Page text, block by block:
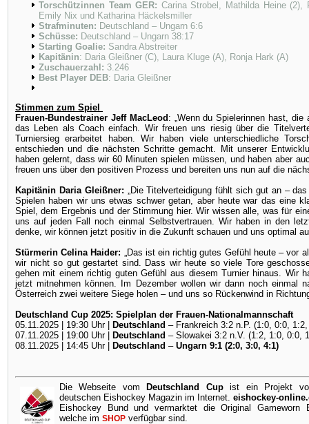
Torschützinnen Team GER: Carina Strobel, Mathilda Heine (2),
Emily Nix und Katharina Häckelsmiller
Strafminuten: Deutschland – Ungarn 6:6
Schüsse: Deutschland – Ungarn 38:17
Starting Goalie: Sandra Abstreiter
Kapitänin: Daria Gleißner (C), Laura Kluge (A), Ronja Hark (A)
Zuschauerzahl: 3.246
Best Player DEB: Daria Gleißner
Stimmen zum Spiel
Frauen-Bundestrainer Jeff MacLeod : „Wenn du Spielerinnen hast,
das Leben als Coach einfach. Wir freuen uns riesig über die
Turniersieg erarbeitet haben. Wir haben viele unterschiedliche
entschieden und die nächsten Schritte gemacht. Mit unserer
haben gelernt, dass wir 60 Minuten spielen müssen, und haben aber
freuen uns über den positiven Prozess und bereiten uns nun auf die
Kapitänin Daria Gleißner: „Die Titelverteidigung fühlt sich gut an –
Spielen haben wir uns etwas schwer getan, aber heute war das eine
Spiel, dem Ergebnis und der Stimmung hier. Wir wissen alle, was für
uns auf jeden Fall noch einmal Selbstvertrauen. Wir haben in den
denke, wir können jetzt positiv in die Zukunft schauen und uns optimal
Stürmerin Celina Haider: „Das ist ein richtig gutes Gefühl heute – vor
wir nicht so gut gestartet sind. Dass wir heute so viele Tore
gehen mit einem richtig guten Gefühl aus diesem Turnier hinaus. Wir
jetzt mitnehmen können. Im Dezember wollen wir dann noch einmal
Österreich zwei weitere Siege holen – und uns so Rückenwind in
Deutschland Cup 2025: Spielplan der Frauen-Nationalmannschaft
05.11.2025 | 19:30 Uhr |
Deutschland – Frankreich 3:2 n.P. (1:0, 0:0,
07.11.2025 | 19:00 Uhr |
Deutschland – Slowakei 3:2 n.V. (1:2, 1:0, 0:0,
08.11.2025 | 14:45 Uhr |
Deutschland –Ungarn 9:1 (2:0, 3:0, 4:1)
Die Webseite vom Deutschland Cupist ein Projekt
deutschen Eishockey Magazin im Internet. eishockey-
Eishockey Bund und vermarktet die Original Gameworn
welche im SHOP verfügbar sind.